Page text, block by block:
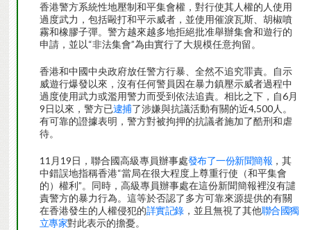
香港警方系統性地壓制和平集會權，對行使其人權的人使用
過度武力，包括毆打和平示威者，並使用催淚瓦斯、胡椒噴
霧和橡膠子彈。警方越來越多地拒絕批准舉辦集會和遊行的
申請，並以“非法集會”為由實行了大規模任意拘留。
香港和中國中央政府放任警方行暴、全然不追究罪責。自示
威遊行爆發以來，沒有任何警員因在暴力鎮壓示威者過程中
過度使用武力或濫用警力而受到依法追責。相比之下，自6月
9日以來，警方已逮捕了涉嫌與抗議活動有關的近4,500人。
有可靠的證據表明，警方對被拘押的抗議者施加了酷刑和虐
待。
11月19日，聯合國高級專員辦事處發布了一份新聞簡報 ，其
中錯誤地指稱香港“當局在很大程度上尊重行使（和平集會
的）權利”。同時，高級專員辦事處在這份新聞簡報裡沒有譴
責警方的暴力行為。這等於否認了多方可靠來源提供的有關
在香港發生的人權侵犯的詳實記錄，並且無視了其他聯合國獨
立專家對此表示的擔憂。